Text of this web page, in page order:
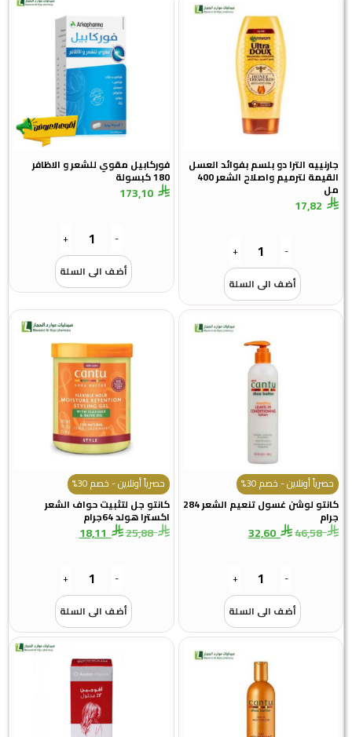
جارنييه الترا دو بلسم بفوائد العسل
القيمة لترميم واصلاح الشعر 400
مل
17,82
-
+
أضف الى السلة
فوركابيل مقوي للشعر و الاظافر
180 كبسولة
173,10
-
+
أضف الى السلة
حصرياً أونلاين - خصم 30%
كانتو لوشن غسول تنعيم الشعر 284
جرام
46,58
32,60
-
+
أضف الى السلة
حصرياً أونلاين - خصم 30%
كانتو جل لتثبيت حواف الشعر
اكسترا هولد 64جرام
25,88
18,11
-
+
أضف الى السلة